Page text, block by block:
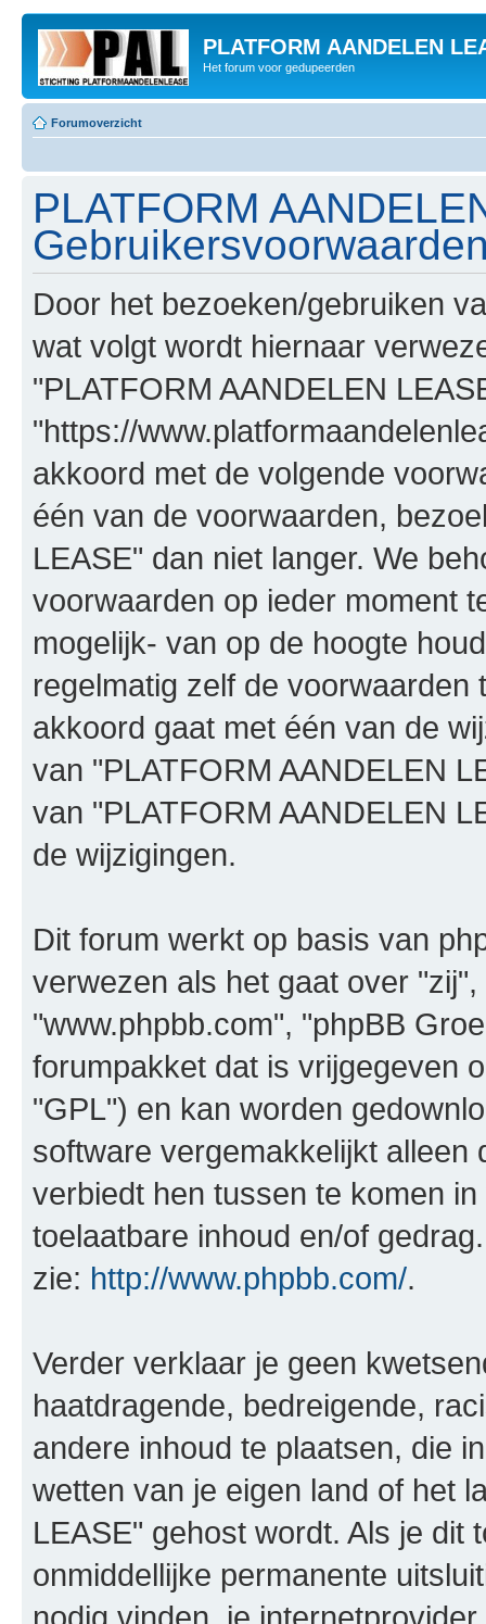
PLATFORM AANDELEN
Het forum voor gedupeerden
Forumoverzicht
PLATFORM
Door het bezoeken/gebruiken
wat volgt wordt hiernaar
"PLATFORM AANDELEN
"https://
akkoord met de volgende
één van de voorwaarden,
LEASE" dan niet langer. We
voorwaarden op ieder moment
mogelijk- van op de hoogte
regelmatig zelf de voorwaarden
akkoord gaat met één van de
van "PLATFORM AANDELEN
van "PLATFORM AANDELEN
de wijzigingen.
Dit forum werkt op basis van
verwezen als het gaat over
"www.phpbb.com", "phpBB
forumpakket dat is vrijgegeven
"GPL") en kan worden
software vergemakkelijkt alleen
verbiedt hen tussen te komen
toelaatbare inhoud en/of
zie: http://www.phpbb.com/.
Verder verklaar je geen
haatdragende, bedreigende,
andere inhoud te plaatsen, die
wetten van je eigen land of het
LEASE" gehost wordt. Als je dit
onmiddellijke permanente
nodig vinden, je